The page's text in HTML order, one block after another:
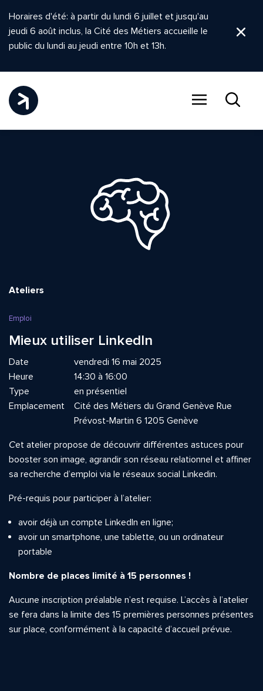
Horaires d'été: à partir du lundi 6 juillet et jusqu'au
jeudi 6 août inclus, la Cité des Métiers accueille le
public du lundi au jeudi entre 10h et 13h.
Ateliers
Emploi
Mieux utiliser LinkedIn
Date
vendredi 16 mai 2025
Heure
14:30 à 16:00
Type
en présentiel
Emplacement
Cité des Métiers du Grand Genève Rue
Prévost-Martin 6 1205 Genève
Cet atelier propose de découvrir différentes astuces pour
booster son image, agrandir son réseau relationnel et affiner
sa recherche d’emploi via le réseaux social Linkedin.
Pré-requis pour participer à l’atelier:
avoir déjà un compte Linkedln en ligne;
avoir un smartphone, une tablette, ou un ordinateur
portable
Nombre de places limité à 15 personnes !
Aucune inscription préalable n’est requise. L’accès à l’atelier
se fera dans la limite des 15 premières personnes présentes
sur place, conformément à la capacité d’accueil prévue.